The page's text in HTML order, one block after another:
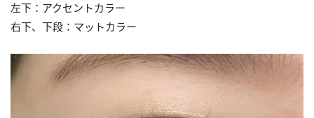
左下：アクセントカラー
右下、下段：マットカラー